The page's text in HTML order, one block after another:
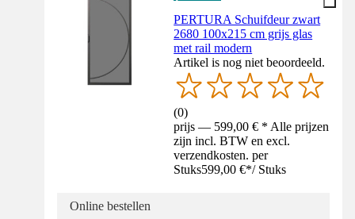
PERTURA Schuifdeur zwart
2680 100x215 cm grijs glas
met rail modern
Artikel is nog niet beoordeeld.
(0)
prijs — 599,00 € * Alle prijzen
zijn incl. BTW en excl.
verzendkosten. per
Stuks599,00 €*/ Stuks
Online bestellen